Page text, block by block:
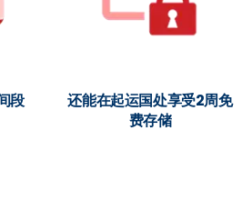
段
还能在起运国处享受2周免
费存储